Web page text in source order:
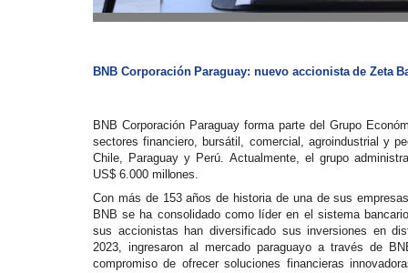
BNB Corporación Paraguay: nuevo accionista de Zeta
BNB Corporación Paraguay forma parte del Grupo
sectores financiero, bursátil, comercial, agroindustrial y
Chile, Paraguay y Perú. Actualmente, el grupo
US$ 6.000 millones.
Con más de 153 años de historia de una de sus
BNB se ha consolidado como líder en el sistema
sus accionistas han diversificado sus inversiones en
2023, ingresaron al mercado paraguayo a través de
compromiso de ofrecer soluciones financieras